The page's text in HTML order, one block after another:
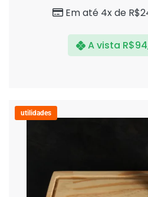
Em até 4x de R$
A vista R$
utilidades